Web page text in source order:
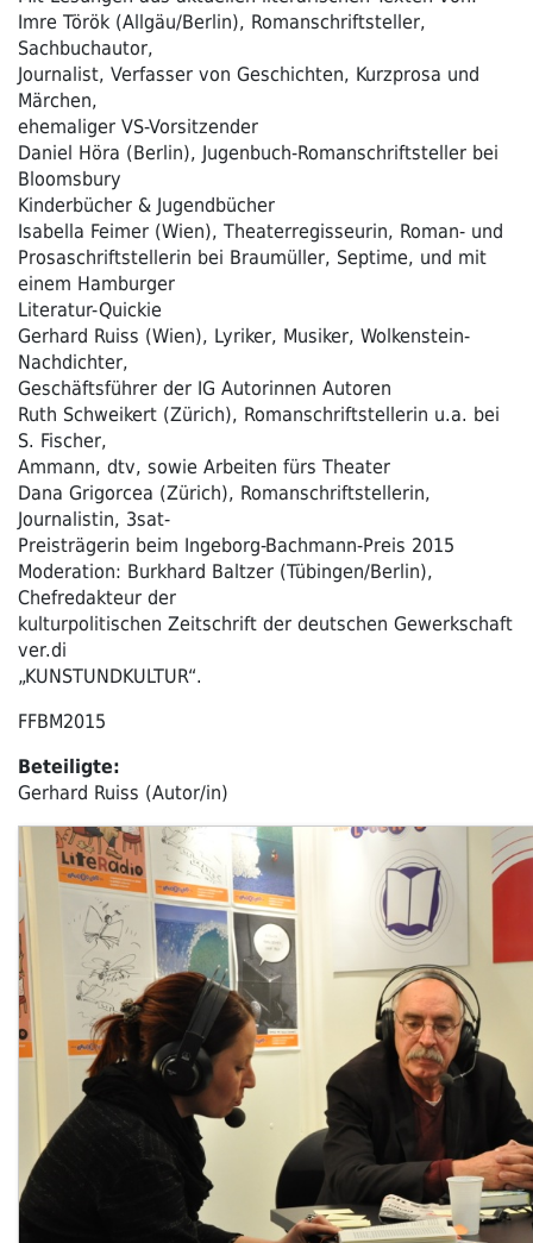
Imre Török (Allgäu/Berlin), Romanschriftsteller,
Sachbuchautor,
Journalist, Verfasser von Geschichten, Kurzprosa und
Märchen,
ehemaliger VS-Vorsitzender
Daniel Höra (Berlin), Jugenbuch-Romanschriftsteller bei
Bloomsbury
Kinderbücher & Jugendbücher
Isabella Feimer (Wien), Theaterregisseurin, Roman- und
Prosaschriftstellerin bei Braumüller, Septime, und mit
einem Hamburger
Literatur-Quickie
Gerhard Ruiss (Wien), Lyriker, Musiker, Wolkenstein-
Nachdichter,
Geschäftsführer der IG Autorinnen Autoren
Ruth Schweikert (Zürich), Romanschriftstellerin u.a. bei
S. Fischer,
Ammann, dtv, sowie Arbeiten fürs Theater
Dana Grigorcea (Zürich), Romanschriftstellerin,
Journalistin, 3sat-
Preisträgerin beim Ingeborg-Bachmann-Preis 2015
Moderation: Burkhard Baltzer (Tübingen/Berlin),
Chefredakteur der
kulturpolitischen Zeitschrift der deutschen Gewerkschaft
ver.di
„KUNSTUNDKULTUR“.
FFBM2015
Beteiligte:
Gerhard Ruiss (Autor/in)